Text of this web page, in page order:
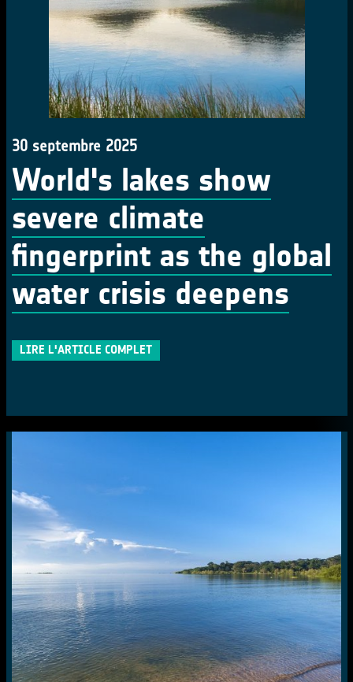
30 septembre 2025
World's lakes show
severe climate
fingerprint as the global
water crisis deepens
LIRE L'ARTICLE COMPLET